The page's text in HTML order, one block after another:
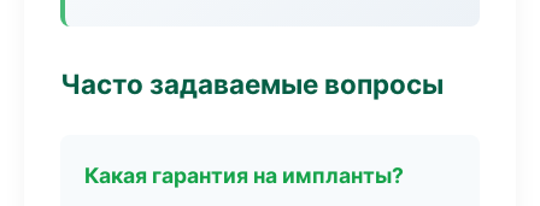
Часто задаваемые вопросы
Какая гарантия на импланты?